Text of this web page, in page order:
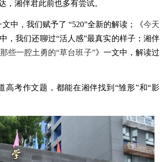
，湘伴君此前也多有尝试。
文中，我们赋予了 “520”全新的解读；《今天
，我们还聊过“活人感”最真实的样子；湘伴
些一腔土勇的“草台班子”》一文中，解读过
考作文题，都能在湘伴找到“雏形”和“影